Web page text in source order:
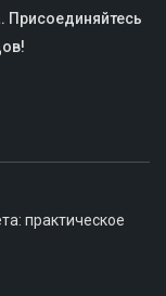
Присоединяйтесь
практическое